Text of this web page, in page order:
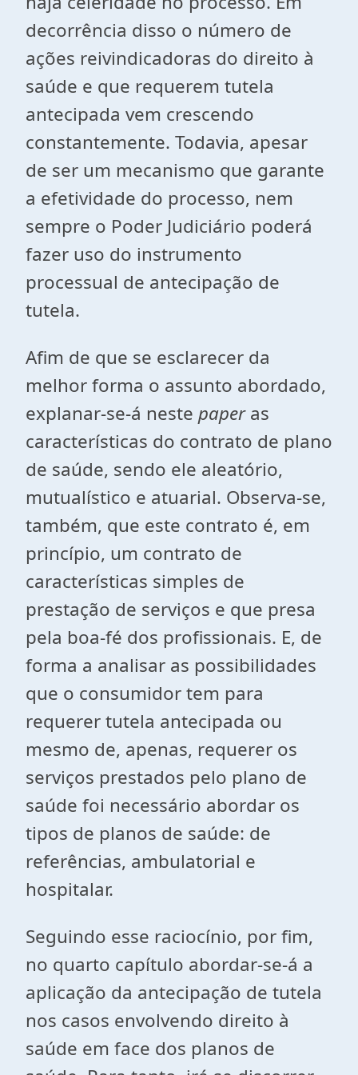
decorrência disso o número de
ações reivindicadoras do direito à
saúde e que requerem tutela
antecipada vem crescendo
constantemente. Todavia, apesar
de ser um mecanismo que garante
a efetividade do processo, nem
sempre o Poder Judiciário poderá
fazer uso do instrumento
processual de antecipação de
tutela.
Afim de que se esclarecer da
melhor forma o assunto abordado,
explanar-se-á neste paperas
características do contrato de plano
de saúde, sendo ele aleatório,
mutualístico e atuarial. Observa-se,
também, que este contrato é, em
princípio, um contrato de
características simples de
prestação de serviços e que presa
pela boa-fé dos profissionais. E, de
forma a analisar as possibilidades
que o consumidor tem para
requerer tutela antecipada ou
mesmo de, apenas, requerer os
serviços prestados pelo plano de
saúde foi necessário abordar os
tipos de planos de saúde: de
referências, ambulatorial e
hospitalar.
Seguindo esse raciocínio, por fim,
no quarto capítulo abordar-se-á a
aplicação da antecipação de tutela
nos casos envolvendo direito à
saúde em face dos planos de